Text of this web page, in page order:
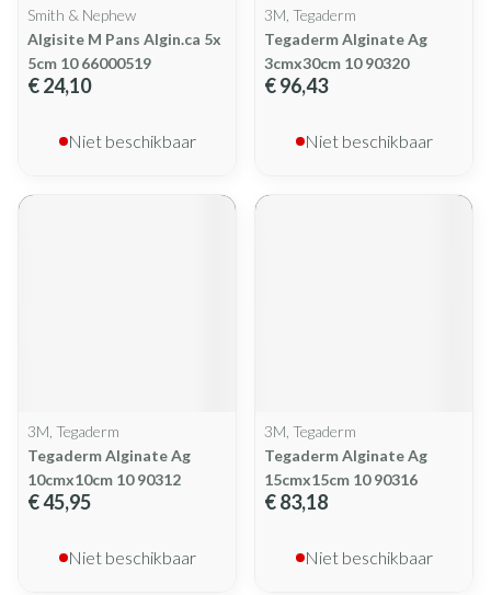
Smith & Nephew
Algisite M Pans Algin.ca 5x
5cm 10 66000519
€ 24,10
Niet beschikbaar
3M, Tegaderm
Tegaderm Alginate Ag
3cmx30cm 10 90320
€ 96,43
Niet beschikbaar
3M, Tegaderm
Tegaderm Alginate Ag
10cmx10cm 10 90312
€ 45,95
Niet beschikbaar
3M, Tegaderm
Tegaderm Alginate Ag
15cmx15cm 10 90316
€ 83,18
Niet beschikbaar